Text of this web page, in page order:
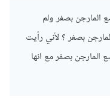
بصفر ولم
بصفر ؟ لأني رأيت
بصفر مع انها